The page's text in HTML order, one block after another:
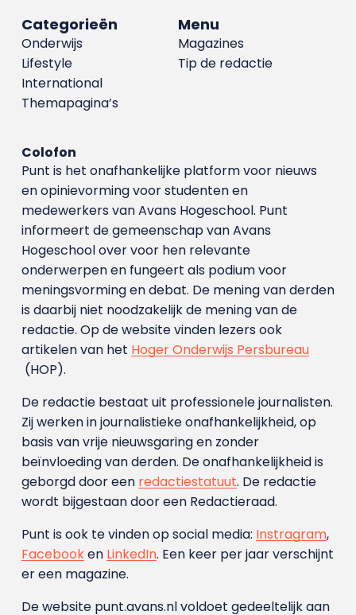
Menu
Magazines
Tip de redactie
Categorieën
Onderwijs
Lifestyle
International
Themapagina’s
Colofon
Punt is het onafhankelijke platform voor nieuws
en opinievorming voor studenten en
medewerkers van Avans Hoge­school. Punt
informeert de gemeenschap van Avans
Hogeschool over voor hen relevante
onderwerpen en fungeert als podium voor
meningsvorming en debat. De mening van derden
is daarbij niet noodzakelijk de mening van de
redactie. Op de website vinden lezers ook
artikelen van het Hoger Onderwijs Persbureau
(HOP).
De redactie bestaat uit professionele journalisten.
Zij werken in journalistieke onafhankelijkheid, op
basis van vrije nieuwsgaring en zonder
beïnvloeding van derden. De onafhankelijkheid is
geborgd door een redactiestatuut. De redactie
wordt bijgestaan door een Redactieraad.
Punt is ook te vinden op social media: Instragram,
Facebooken LinkedIn. Een keer per jaar verschijnt
er een magazine.
De website punt.avans.nl voldoet gedeeltelijk aan